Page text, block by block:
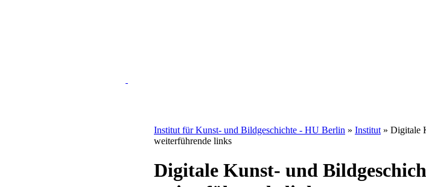
Institut für Kunst- und Bildgeschichte - HU Berlin » Institut » Digitale
weiterführende links
Digitale Kunst- und